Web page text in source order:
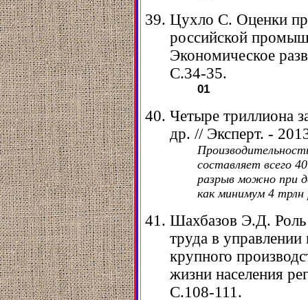
Цухло С. Оценки
российской
Экономическое
С.34-35.
01
Четыре триллиона
др. // Эксперт. -
составляет всего
разрыв можно при
как минимум 4 трлн
Шахбазов Э.Д. Роль
труда в
крупного
жизни населения
С.108-111.